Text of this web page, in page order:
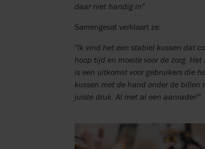
daar niet handig in”
Samengevat verklaart ze:
“Ik vind het een stabiel kussen dat
hoop tijd en moeite voor de zorg.
is een uitkomst voor gebruikers die
kussen met de hand onder de billen
juiste druk. Al met al een aanrader!”